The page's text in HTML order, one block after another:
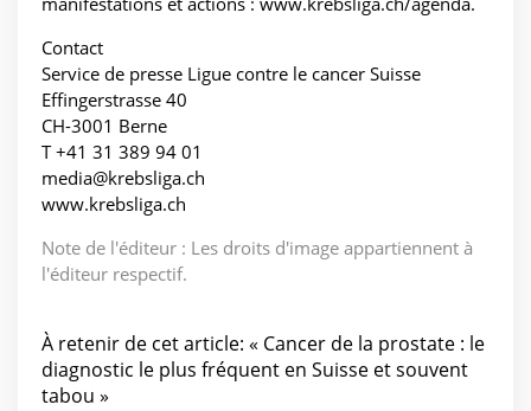
Contact
Service de presse Ligue contre le cancer Suisse
Effingerstrasse 40
CH-3001 Berne
T +41 31 389 94 01
media@krebsliga.ch
www.krebsliga.ch
Note de l'éditeur : Les droits d'image appartiennent à
l'éditeur respectif.
À retenir de cet article: « Cancer de la prostate : le
diagnostic le plus fréquent en Suisse et souvent
tabou »